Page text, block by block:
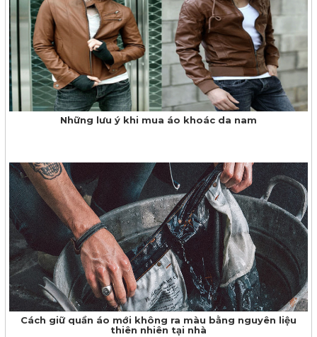
Những lưu ý khi mua áo khoác da nam
Cách giữ quần áo mới không ra màu bằng nguyên liệu
thiên nhiên tại nhà